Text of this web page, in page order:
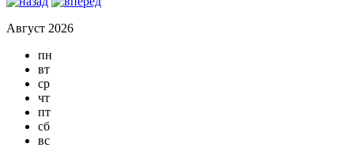
Август 2026
пн
вт
ср
чт
пт
сб
вс